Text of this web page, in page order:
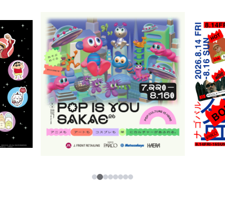
レストラン・カフェ
TAX FREE
PARCOメンバーズ
ภาษาไทย
日本語
1234567